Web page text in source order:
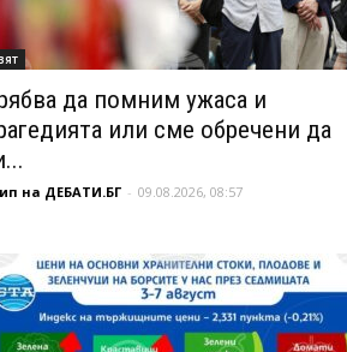
да помним ужаса и
или сме обречени да
на ДЕБАТИ.БГ - 09.08.2026, 08:57